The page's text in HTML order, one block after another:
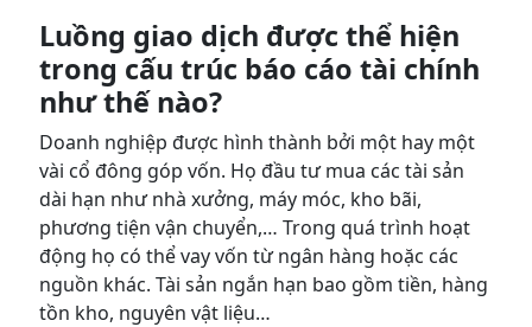
Luồng giao dịch được thể hiện
trong cấu trúc báo cáo tài chính
như thế nào?
Doanh nghiệp được hình thành bởi một hay một
vài cổ đông góp vốn. Họ đầu tư mua các tài sản
dài hạn như nhà xưởng, máy móc, kho bãi,
phương tiện vận chuyển,… Trong quá trình hoạt
động họ có thể vay vốn từ ngân hàng hoặc các
nguồn khác. Tài sản ngắn hạn bao gồm tiền, hàng
tồn kho, nguyên vật liệu…